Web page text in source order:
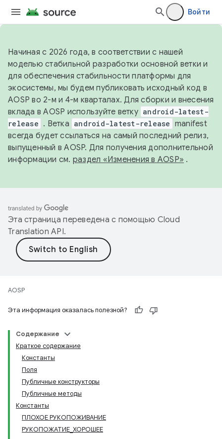
Войти
Начиная с 2026 года, в соответствии с нашей
моделью стабильной разработки основной ветки и
для обеспечения стабильности платформы для
экосистемы, мы будем публиковать исходный код в
AOSP во 2-м и 4-м кварталах. Для сборки и внесения
вклада в AOSP используйте ветку android-latest-
release . Ветка android-latest-release manifest
всегда будет ссылаться на самый последний релиз,
выпущенный в AOSP. Для получения дополнительной
информации см. раздел «Изменения в AOSP» .
Эта страница переведена с помощью Cloud
Translation API.
AOSP
Эта информация оказалась полезной?
Содержание
Краткое содержание
Константы
Поля
Публичные конструкторы
Публичные методы
Константы
ПЛОХОЕ РУКОПОЖИВАНИЕ
РУКОПОЖАТИЕ_ХОРОШЕЕ